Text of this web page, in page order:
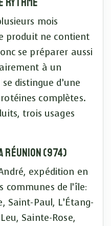
mois
produit ne contient
se préparer aussi
à un
distingue d’une
complètes.
trois usages
(974)
expédition en
communes de l’île:
Saint-Paul, L’Étang-
Sainte-Rose,